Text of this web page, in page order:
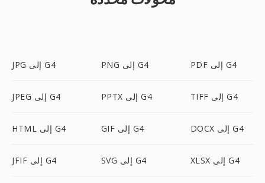
JPG إلى G4 PNG إلى G4 PDF إلى G4
JPEG إلى G4 PPTX إلى G4 TIFF إلى G4
HTML إلى G4 GIF إلى G4 DOCX إلى G4
JFIF إلى G4 SVG إلى G4 XLSX إلى G4